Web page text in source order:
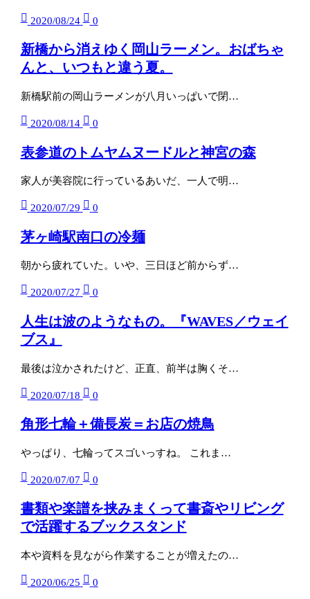
2020/08/24 0
新橋から消えゆく岡山ラーメン。おばちゃ
んと、いつもと違う夏。
新橋駅前の岡山ラーメンが八月いっぱいで閉…
2020/08/14 0
表参道のトムヤムヌードルと神宮の森
家人が美容院に行っているあいだ、一人で明…
2020/07/29 0
茅ヶ崎駅南口の冷麺
朝から疲れていた。いや、三日ほど前からず…
2020/07/27 0
人生は波のようなもの。『WAVES／ウェイ
ブス』
最後は泣かされたけど、正直、前半は胸くそ…
2020/07/18 0
角形七輪＋備長炭＝お店の焼鳥
やっぱり、七輪ってスゴいっすね。 これま…
2020/07/07 0
書類や楽譜を挟みまくって書斎やリビング
で活躍するブックスタンド
本や資料を見ながら作業することが増えたの…
2020/06/25 0